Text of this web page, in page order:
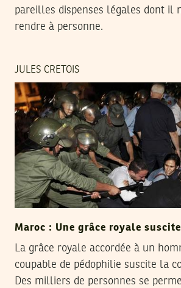
pareilles dispenses légales dont il
rendre à personne.
JULES CRETOIS
Maroc : Une grâce royale
La grâce royale accordée à un
coupable de pédophilie suscite la
Des milliers de personnes se